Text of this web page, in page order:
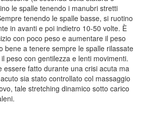
le spalle tenendo i manubri stretti
tenendo le spalle basse, si ruotino
in avanti e poi indietro 10-50 volte. È
con poco peso e aumentare il peso
bene a tenere sempre le spalle rilassate
peso con gentilezza e lenti movimenti.
essere fatto durante una crisi acuta ma
sia stato controllato col massaggio
tale stretching dinamico sotto carico